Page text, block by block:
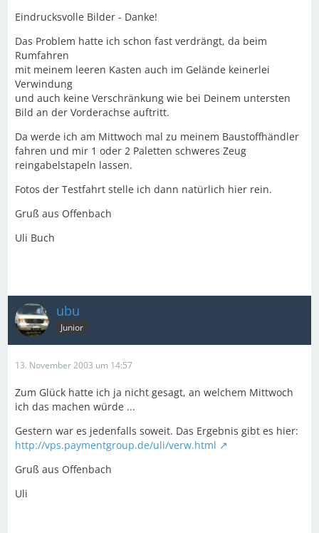
Eindrucksvolle Bilder - Danke!
Das Problem hatte ich schon fast verdrängt, da beim
Rumfahren
mit meinem leeren Kasten auch im Gelände keinerlei
Verwindung
und auch keine Verschränkung wie bei Deinem untersten
Bild an der Vorderachse auftritt.
Da werde ich am Mittwoch mal zu meinem Baustoffhändler
fahren und mir 1 oder 2 Paletten schweres Zeug
reingabelstapeln lassen.
Fotos der Testfahrt stelle ich dann natürlich hier rein.
Gruß aus Offenbach
Uli Buch
ubu
Junior
13. November 2003 um 14:57
Zum Glück hatte ich ja nicht gesagt, an welchem Mittwoch
ich das machen würde ...
Gestern war es jedenfalls soweit. Das Ergebnis gibt es hier:
http://vps.paymentgroup.de/uli/verw.html
Gruß aus Offenbach
Uli